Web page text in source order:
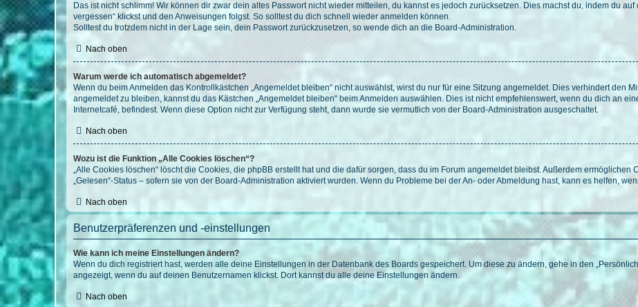
Das ist nicht schlimm! Wir können dir zwar dein altes Passwort nicht wieder mitteilen, du kannst es jedoch zurücksetzen. Dies machst du, indem du
vergessen“ klickst und den Anweisungen folgst. So solltest du dich schnell wieder anmelden können.
Solltest du trotzdem nicht in der Lage sein, dein Passwort zurückzusetzen, so wende dich an die Board-Administration.
Nach oben
Warum werde ich automatisch abgemeldet?
Wenn du beim Anmelden das Kontrollkästchen „Angemeldet bleiben“ nicht auswählst, wirst du nur für eine Sitzung angemeldet. Dies verhindert den
angemeldet zu bleiben, kannst du das Kästchen „Angemeldet bleiben“ beim Anmelden auswählen. Dies ist nicht empfehlenswert, wenn du dich an
Internetcafé, befindest. Wenn diese Option nicht zur Verfügung steht, dann wurde sie vermutlich von der Board-Administration ausgeschaltet.
Nach oben
Wozu ist die Funktion „Alle Cookies löschen“?
„Alle Cookies löschen“ löscht die Cookies, die phpBB erstellt hat und die dafür sorgen, dass du im Forum angemeldet bleibst. Außerdem
„Gelesen“-Status – sofern sie von der Board-Administration aktiviert wurden. Wenn du Probleme bei der An- oder Abmeldung hast, kann es helfen,
Nach oben
Benutzerpräferenzen und -einstellungen
Wie kann ich meine Einstellungen ändern?
Wenn du dich registriert hast, werden alle deine Einstellungen in der Datenbank des Boards gespeichert. Um diese zu ändern, gehe in den
angezeigt, wenn du auf deinen Benutzernamen klickst. Dort kannst du alle deine Einstellungen ändern.
Nach oben